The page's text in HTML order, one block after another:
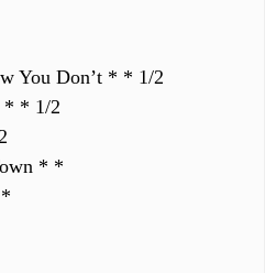
You Don’t * * 1/2
* * 1/2
* *